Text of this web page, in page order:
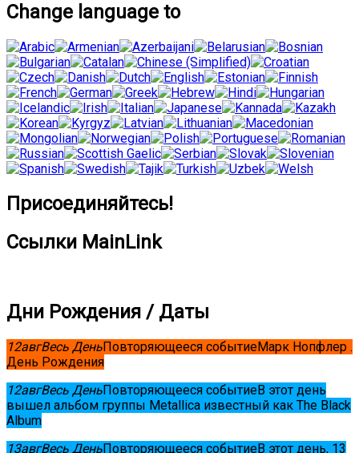
Change language to
Присоединяйтесь!
Ссылки MainLink
Дни Рождения / Даты
12авгВесь ДеньПовторяющееся событиеМарк Нопфлер .
День Рождения
12авгВесь ДеньПовторяющееся событиеВ этот день
вышел альбом группы Metallica известный как The Black
Album
13авгВесь ДеньПовторяющееся событиеВ этот день, 13